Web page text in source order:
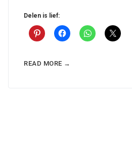
Delen is lief:
READ MORE →